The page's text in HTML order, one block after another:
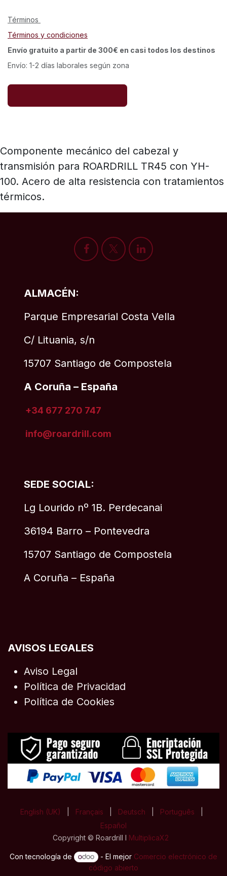
Términos
Términos y condiciones
Envío gratuito a partir de 300€ en casi todos los destinos
Envío: 1-2 días laborales según zona
Componente mecánico del cabezal y
transmisión para ROARDRILL TR45 con YH-
100. Acero de alta resistencia con tratamientos
térmicos.
SEDE SOCIAL:
Lg Lourido nº 1B. Perdecanai
36194 Barro – Pontevedra
15707 Santiago de Compostela
A Coruña – España
ALMACÉN:
Parque Empresarial Costa Vella
C/ Lituania, s/n
15707 Santiago de Compostela
A Coruña – España
+34 677 270 747
info@roardrill.com
AVISOS LEGALES
Aviso Legal
Política de Privacidad
Política de Cookies
Copyright © Roardrill I MultiplicaX2
English (UK) Français Deutsch Português
Español
Con tecnología de - El mejor Comercio electrónico de
código abierto